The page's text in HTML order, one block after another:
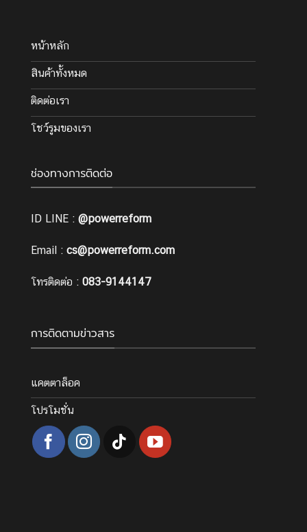
หน้าหลัก
สินค้าทั้งหมด
ติดต่อเรา
โชว์รูมของเรา
ช่องทางการติดต่อ
ID LINE : @powerreform
Email : cs@powerreform.com
โทรติดต่อ : 083-9144147
การติดตามข่าวสาร
แคตตาล็อค
โปรโมชั่น